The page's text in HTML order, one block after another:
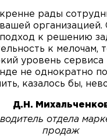
рады
организацией.
подход к решению
к мелочам,
уровень сервиса
не однократно
казалось бы,
Д.Н.
отдела
продаж